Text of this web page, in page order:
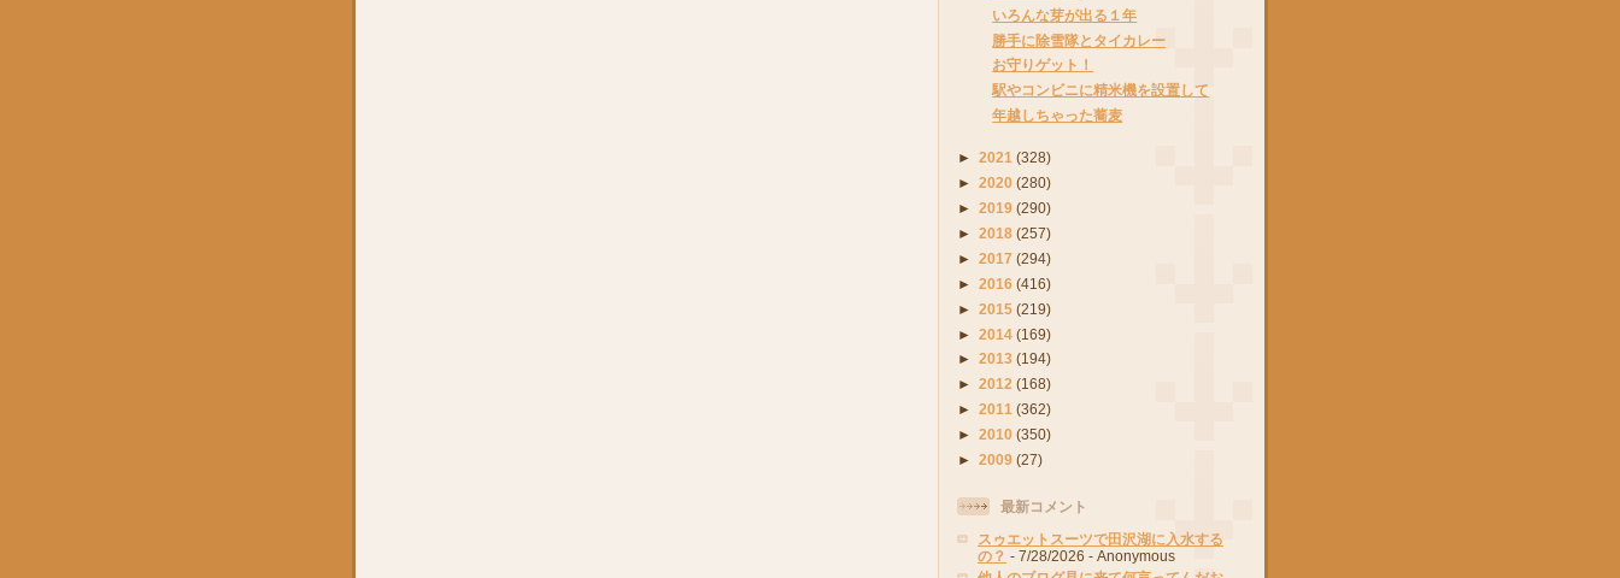
いろんな芽が出る１年
勝手に除雪隊とタイカレー
お守りゲット！
駅やコンビニに精米機を設置して
年越しちゃった蕎麦
► 2021 (328)
► 2020 (280)
► 2019 (290)
► 2018 (257)
► 2017 (294)
► 2016 (416)
► 2015 (219)
► 2014 (169)
► 2013 (194)
► 2012 (168)
► 2011 (362)
► 2010 (350)
► 2009 (27)
最新コメント
スゥエットスーツで田沢湖に入水する
の？ - 7/28/2026 - Anonymous